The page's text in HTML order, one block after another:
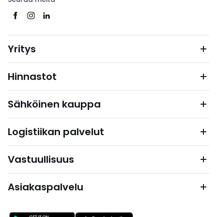
Yritys
Hinnastot
Sähköinen kauppa
Logistiikan palvelut
Vastuullisuus
Asiakaspalvelu